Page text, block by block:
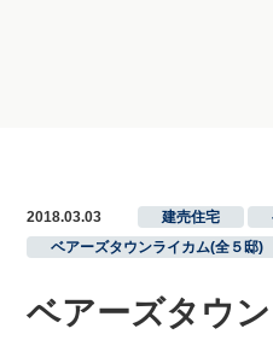
2018.03.03 建売住宅
ベアーズタウンライカム(全５邸)
ベアーズタウ